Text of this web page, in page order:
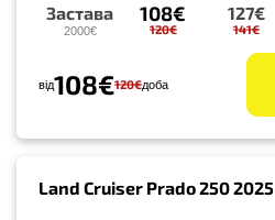
Застава
2000€
108€
120€
127€
141€
від108€120€доба
Land Cruiser Prado 250 2025